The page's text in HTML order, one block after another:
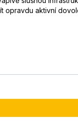
opravdu aktivní